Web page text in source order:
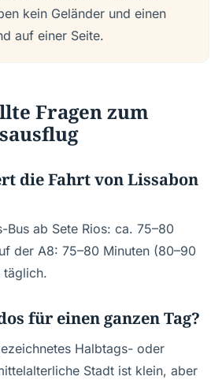
kein Geländer und einen
auf einer Seite.
Fragen zum
die Fahrt von Lissabon
Bus ab Sete Rios: ca. 75–80
der A8: 75–80 Minuten (80–90
täglich.
für einen ganzen Tag?
Halbtags- oder
Stadt ist klein, aber